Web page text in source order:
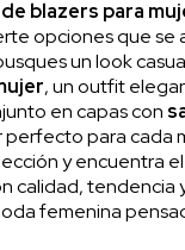
blazers para
opciones que se
un look
, un outfit
en capas con
perfecto para cada
y encuentra el
calidad, tendencia
femenina